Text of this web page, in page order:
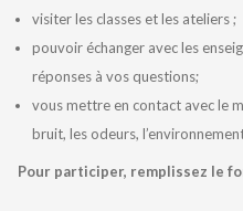
visiter les classes et les ateliers ;
pouvoir échanger avec les
réponses à vos questions;
vous mettre en contact avec le
bruit, les odeurs,
Pour participer, remplissez le